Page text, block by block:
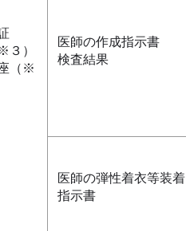
３）
（※
医師の作成指示書
検査結果
医師の弾性着衣等装着
指示書